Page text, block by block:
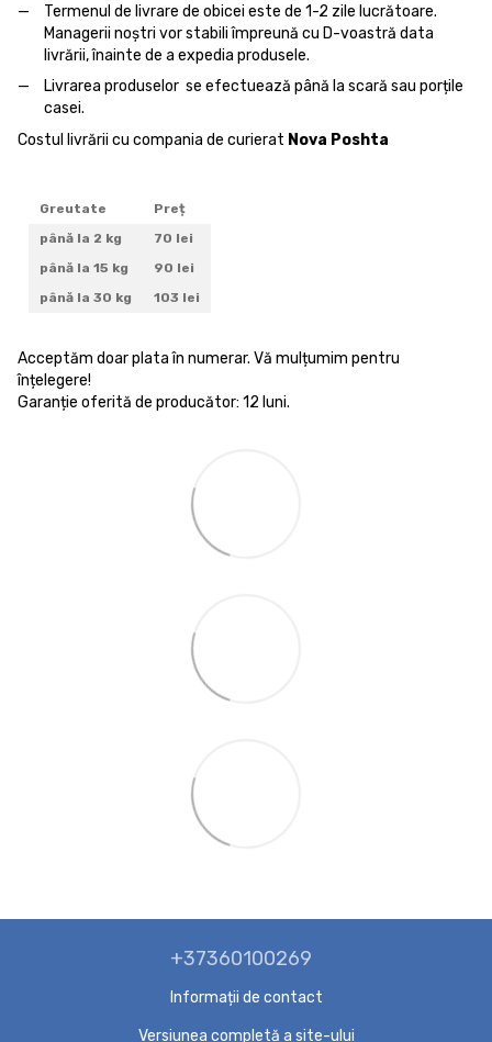
Termenul de livrare de obicei este de 1-2 zile lucrătoare.
Managerii noștri vor stabili împreună cu D-voastră data
livrării, înainte de a expedia produsele.
Livrarea produselor se efectuează până la scară sau porțile
casei.
Costul livrării cu compania de curierat Nova Poshta
Greutate
Preț
până la 2 kg
70 lei
până la 15 kg
90 lei
până la 30 kg
103 lei
Acceptăm doar plata în numerar. Vă mulțumim pentru
înțelegere!
Garanție oferită de producător: 12 luni.
+37360100269
Informații de contact
Versiunea completă a site-ului